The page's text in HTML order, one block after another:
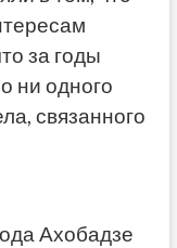
за годы
ни одного
связанного
Ахобадзе